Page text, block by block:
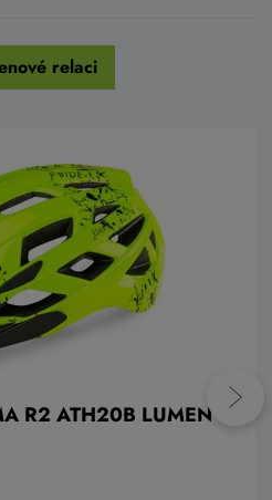
relaci
R2 ATH20B LUMEN